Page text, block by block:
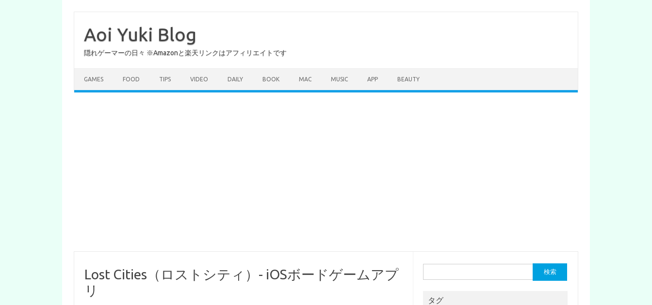
Aoi Yuki Blog
隠れゲーマーの日々 ※Amazonと楽天リンクはアフィリエイトです
GAMES FOOD TIPS VIDEO DAILY BOOK MAC MUSIC APP BEAUTY
Lost Cities（ロストシティ）- iOSボードゲームアプ
リ
索:
タグ